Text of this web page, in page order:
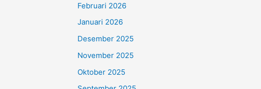
Februari 2026
Januari 2026
Desember 2025
November 2025
Oktober 2025